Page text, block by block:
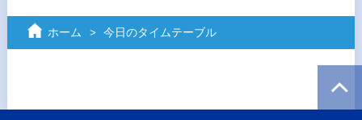
ホーム 今日のタイムテーブル